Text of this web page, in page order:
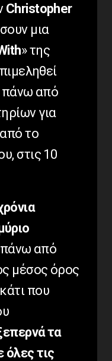
Christopher
μια
» της
πάνω από
για
το
στις 10
πάνω από
μέσος όρος
που
τα
όλες τις